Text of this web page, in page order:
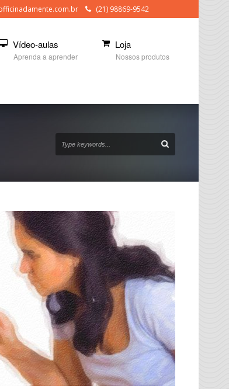
(21) 98869-9542
Vídeo-aulas
Aprenda a aprender
Loja
Nossos produtos